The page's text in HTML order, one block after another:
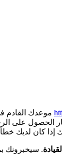
الحصول على